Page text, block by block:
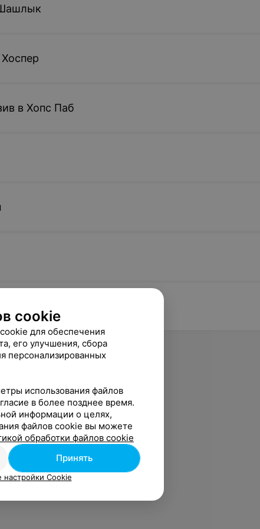
в Хопс Паб
cookie
для обеспечения
его улучшения, сбора
персонализированных
использования файлов
в более позднее время.
информации о целях,
файлов cookie вы можете
обработки файлов cookie
Принять
Cookie